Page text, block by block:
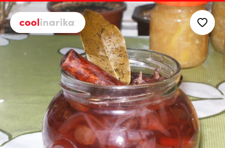
Preskoči na glavni sadržaj